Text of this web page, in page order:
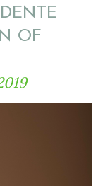
OF